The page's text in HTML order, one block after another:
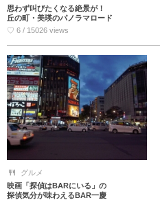
思わず叫びたくなる絶景が！
丘の町・美瑛のパノラマロード
♡ 6 / 15026 views
グルメ
映画「探偵はBARにいる」の
探偵気分が味わえるBAR一慶